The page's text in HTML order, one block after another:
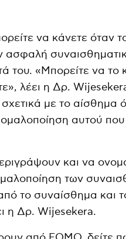
να κάνετε όταν
ασφαλή
του. «Μπορείτε να το
λέει η Δρ.
με το αίσθημα
αυτού που
και να
των
το συναίσθημα και
η Δρ. Wijesekera.